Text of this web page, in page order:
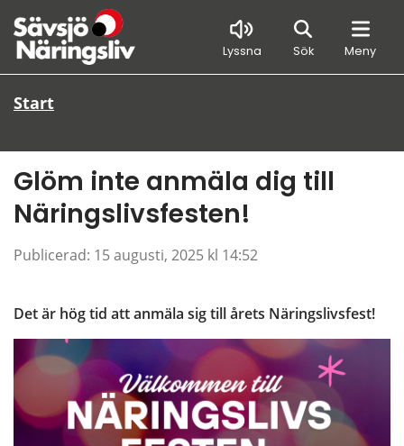
Lyssna Sök Meny
Sök
Start
Glöm inte anmäla dig till
Näringslivsfesten!
Publicerad: 15 augusti, 2025 kl 14:52
Det är hög tid att anmäla sig till årets Näringslivsfest!